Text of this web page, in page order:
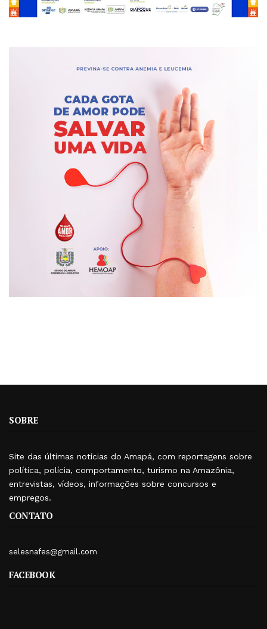
SOBRE
Site das últimas notícias do Amapá, com reportagens sobre
política, polícia, comportamento, turismo na Amazônia,
entrevistas, vídeos, informações sobre concursos e
empregos.
CONTATO
selesnafes@gmail.com
FACEBOOK